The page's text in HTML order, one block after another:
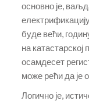
основно је,
буде већи,
на
осамдесет
може рећи да је
Логично је,